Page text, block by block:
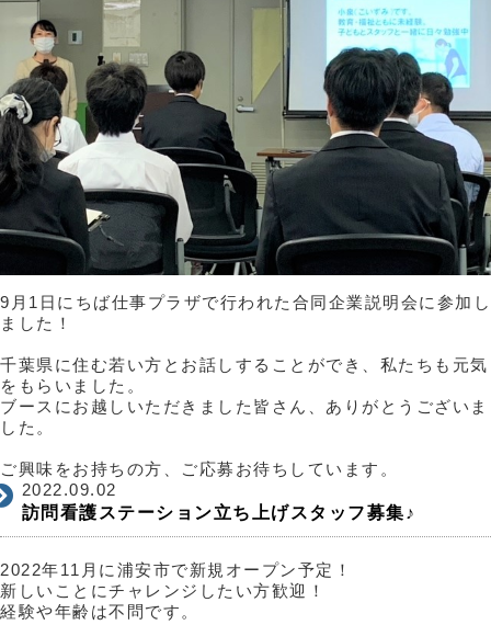
9月1日にちば仕事プラザで行われた合同企業説明会に参加し
ました！
千葉県に住む若い方とお話しすることができ、私たちも元気
をもらいました。
ブースにお越しいただきました皆さん、ありがとうございま
した。
ご興味をお持ちの方、ご応募お待ちしています。
2022.09.02
訪問看護ステーション立ち上げスタッフ募集♪
2022年11月に浦安市で新規オープン予定！
新しいことにチャレンジしたい方歓迎！
経験や年齢は不問です。